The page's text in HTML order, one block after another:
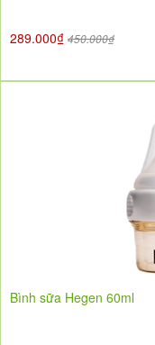
289.000₫ 450.000₫
Bình sữa Hegen 60ml